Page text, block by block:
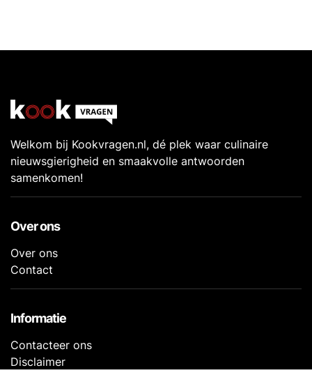
Welkom bij Kookvragen.nl, dé plek waar culinaire
nieuwsgierigheid en smaakvolle antwoorden
samenkomen!
Over ons
Over ons
Contact
Informatie
Contacteer ons
Disclaimer